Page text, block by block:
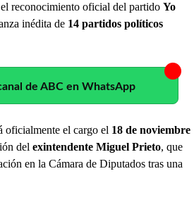
el reconocimiento oficial del partido Yo
inédita de 14 partidos políticos
de ABC en WhatsApp
oficialmente el cargo el 18 de noviembre
del exintendente Miguel Prieto, que
en la Cámara de Diputados tras una